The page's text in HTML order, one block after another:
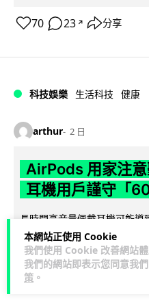
本網站正使用 Cookie
我們使用 Cookie 改善網站
我們的網站即表示您同意我
策 。
70 23 ↗ 分享
科技娛樂 生活科技 健康
arthur 2 日
AirPods 用家注
耳機用戶謹守「
長時間高音量佩戴耳機可能
大聽力受損警號，介紹科學
置防護功能，... 閱讀全文
20